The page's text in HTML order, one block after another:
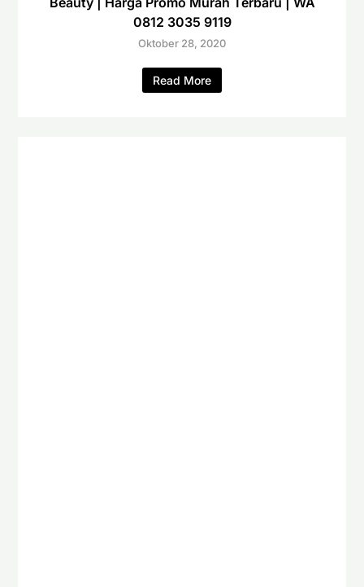
0812 3035 9119
Oktober 28, 2020
Read More